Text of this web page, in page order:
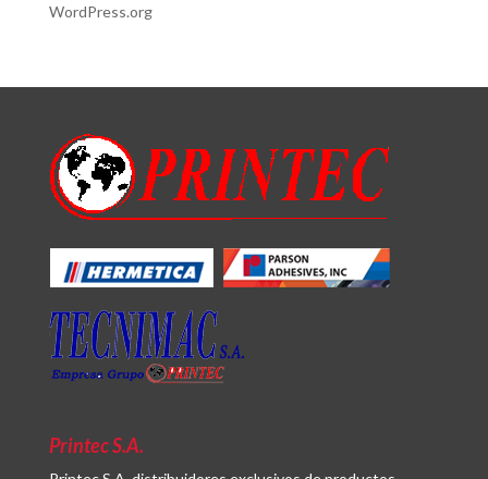
WordPress.org
Printec S.A.